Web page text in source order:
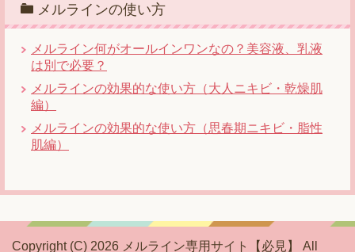
メルラインの使い方
メルライン何がオールインワンなの？美容液、乳液
は別で必要？
メルラインの効果的な使い方（大人ニキビ・乾燥肌
編）
メルラインの効果的な使い方（思春期ニキビ・脂性
肌編）
Copyright (C) 2026 メルライン専用サイト【必見】 All